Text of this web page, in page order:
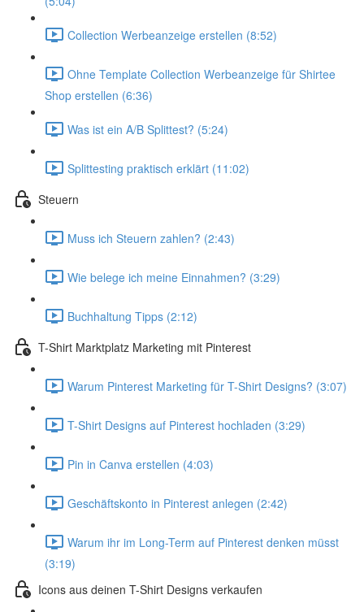
Collection Werbeanzeige erstellen (8:52)
Ohne Template Collection Werbeanzeige für Shirtee
Shop erstellen (6:36)
Was ist ein A/B Splittest? (5:24)
Splittesting praktisch erklärt (11:02)
Steuern
Muss ich Steuern zahlen? (2:43)
Wie belege ich meine Einnahmen? (3:29)
Buchhaltung Tipps (2:12)
T-Shirt Marktplatz Marketing mit Pinterest
Warum Pinterest Marketing für T-Shirt Designs? (3:07)
T-Shirt Designs auf Pinterest hochladen (3:29)
Pin in Canva erstellen (4:03)
Geschäftskonto in Pinterest anlegen (2:42)
Warum ihr im Long-Term auf Pinterest denken müsst
(3:19)
Icons aus deinen T-Shirt Designs verkaufen